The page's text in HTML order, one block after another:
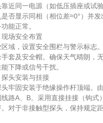
近同一电源（如低压插座或试
否显示同相（相位差≈0°）并
能正常。
场安全布置
，设置安全围栏与警示标志
套及安全帽。确保天气晴朗，
下降或信号干扰。
头安装与挂接
固安装于绝缘操作杆顶端。
路A、B。采用直接挂接（钩式
对于非接触型探头，保持规定